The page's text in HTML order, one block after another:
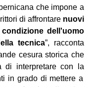
che impone a
di affrontare nuovi
dell'uomo
tecnica”, racconta
cesura storica che
di interpretare con la
in grado di mettere a